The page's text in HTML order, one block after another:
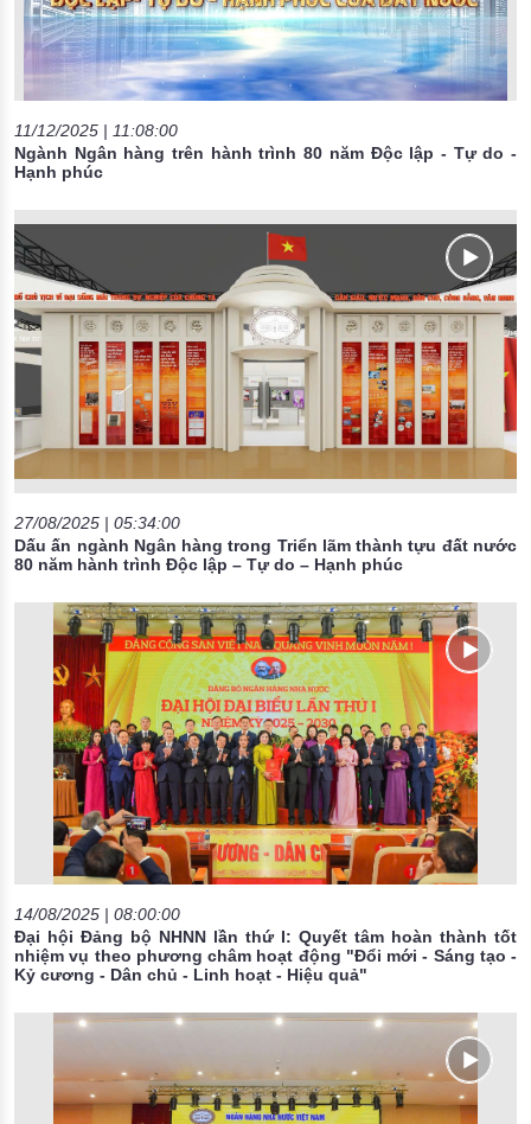
11/12/2025 | 11:08:00
Ngành Ngân hàng trên hành trình 80 năm Độc lập - Tự do -
Hạnh phúc
27/08/2025 | 05:34:00
Dấu ấn ngành Ngân hàng trong Triển lãm thành tựu đất nước
80 năm hành trình Độc lập – Tự do – Hạnh phúc
14/08/2025 | 08:00:00
Đại hội Đảng bộ NHNN lần thứ I: Quyết tâm hoàn thành tốt
nhiệm vụ theo phương châm hoạt động "Đổi mới - Sáng tạo -
Kỷ cương - Dân chủ - Linh hoạt - Hiệu quả"